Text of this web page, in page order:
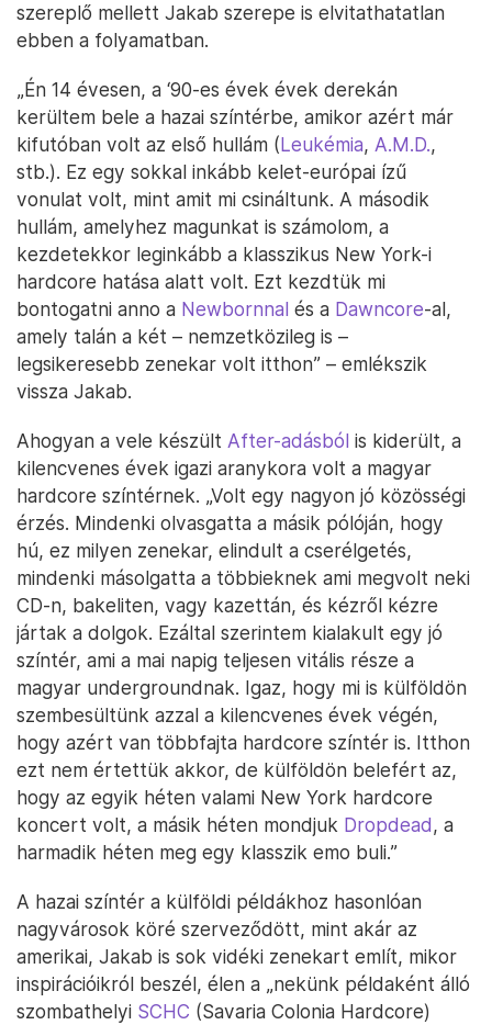
szereplő mellett Jakab szerepe is elvitathatatlan
ebben a folyamatban.
„Én 14 évesen, a ‘90-es évek évek derekán
kerültem bele a hazai színtérbe, amikor azért már
kifutóban volt az első hullám (Leukémia, A.M.D.,
stb.). Ez egy sokkal inkább kelet-európai ízű
vonulat volt, mint amit mi csináltunk. A második
hullám, amelyhez magunkat is számolom, a
kezdetekkor leginkább a klasszikus New York-i
hardcore hatása alatt volt. Ezt kezdtük mi
bontogatni anno a Newbornnal és a Dawncore-al,
amely talán a két – nemzetközileg is –
legsikeresebb zenekar volt itthon” – emlékszik
vissza Jakab.
Ahogyan a vele készült After-adásból is kiderült, a
kilencvenes évek igazi aranykora volt a magyar
hardcore színtérnek. „Volt egy nagyon jó közösségi
érzés. Mindenki olvasgatta a másik pólóján, hogy
hú, ez milyen zenekar, elindult a cserélgetés,
mindenki másolgatta a többieknek ami megvolt neki
CD-n, bakeliten, vagy kazettán, és kézről kézre
jártak a dolgok. Ezáltal szerintem kialakult egy jó
színtér, ami a mai napig teljesen vitális része a
magyar undergroundnak. Igaz, hogy mi is külföldön
szembesültünk azzal a kilencvenes évek végén,
hogy azért van többfajta hardcore színtér is. Itthon
ezt nem értettük akkor, de külföldön belefért az,
hogy az egyik héten valami New York hardcore
koncert volt, a másik héten mondjuk Dropdead, a
harmadik héten meg egy klasszik emo buli.”
A hazai színtér a külföldi példákhoz hasonlóan
nagyvárosok köré szerveződött, mint akár az
amerikai, Jakab is sok vidéki zenekart említ, mikor
inspirációikról beszél, élen a „nekünk példaként álló
szombathelyi SCHC (Savaria Colonia Hardcore)